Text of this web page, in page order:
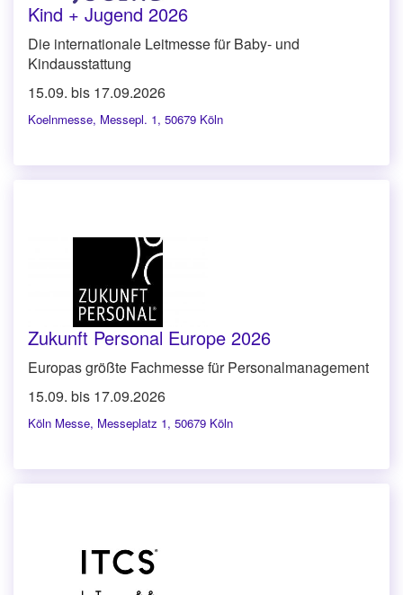
Kind + Jugend 2026
Die internationale Leitmesse für Baby- und
Kindausstattung
15.09. bis 17.09.2026
Koelnmesse, Messepl. 1, 50679 Köln
Zukunft Personal Europe 2026
Europas größte Fachmesse für Personalmanagement
15.09. bis 17.09.2026
Köln Messe, Messeplatz 1, 50679 Köln